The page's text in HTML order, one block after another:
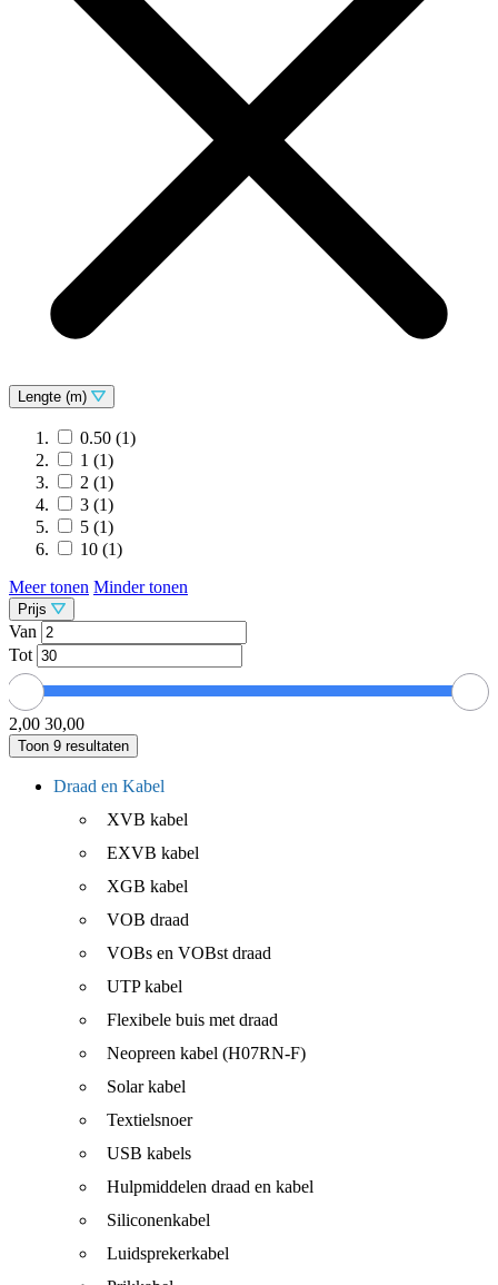
Lengte (m)
0.50 (1)
1 (1)
2 (1)
3 (1)
5 (1)
10 (1)
Meer tonen Minder tonen
Prijs
Van
Tot
2,00 30,00
Toon 9 resultaten
Draad en Kabel
XVB kabel
EXVB kabel
XGB kabel
VOB draad
VOBs en VOBst draad
UTP kabel
Flexibele buis met draad
Neopreen kabel (H07RN-F)
Solar kabel
Textielsnoer
USB kabels
Hulpmiddelen draad en kabel
Siliconenkabel
Luidsprekerkabel